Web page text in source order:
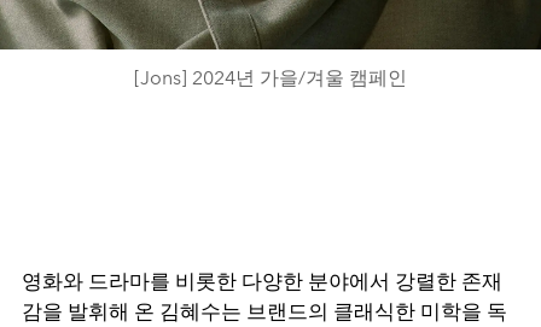
[Jons] 2024년 가을/겨울 캠페인
영화와 드라마를 비롯한 다양한 분야에서 강렬한 존재
감을 발휘해 온 김혜수는 브랜드의 클래식한 미학을 독